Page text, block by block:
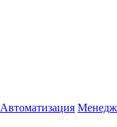
Автоматизация